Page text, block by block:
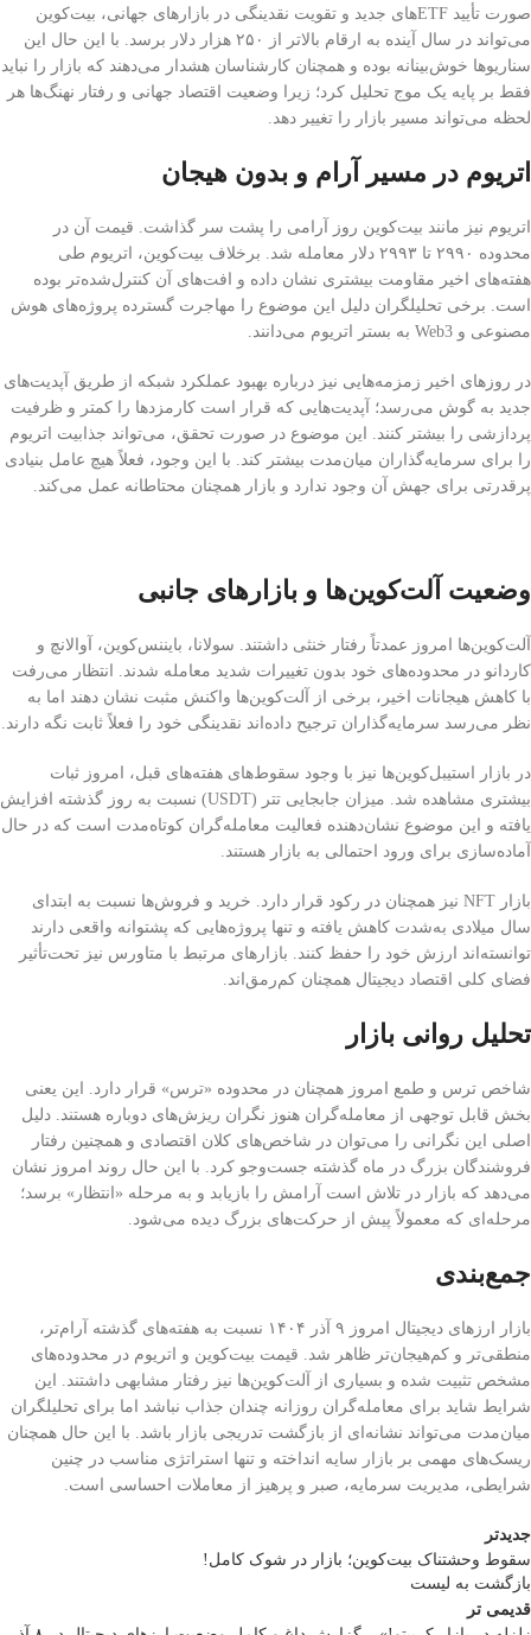
صورت تأیید ETFهای جدید و تقویت نقدینگی در بازارهای جهانی، بیت‌کوین
می‌تواند در سال آینده به ارقام بالاتر از ۲۵۰ هزار دلار برسد. با این حال این
سناریوها خوش‌بینانه بوده و همچنان کارشناسان هشدار می‌دهند که بازار را نباید
فقط بر پایه یک موج تحلیل کرد؛ زیرا وضعیت اقتصاد جهانی و رفتار نهنگ‌ها هر
لحظه می‌تواند مسیر بازار را تغییر دهد.
اتریوم در مسیر آرام و بدون هیجان
اتریوم نیز مانند بیت‌کوین روز آرامی را پشت سر گذاشت. قیمت آن در
محدوده ۲۹۹۰ تا ۲۹۹۳ دلار معامله شد. برخلاف بیت‌کوین، اتریوم طی
هفته‌های اخیر مقاومت بیشتری نشان داده و افت‌های آن کنترل‌شده‌تر بوده
است. برخی تحلیلگران دلیل این موضوع را مهاجرت گسترده پروژه‌های هوش
مصنوعی و Web3 به بستر اتریوم می‌دانند.
در روزهای اخیر زمزمه‌هایی نیز درباره بهبود عملکرد شبکه از طریق آپدیت‌های
جدید به گوش می‌رسد؛ آپدیت‌هایی که قرار است کارمزدها را کمتر و ظرفیت
پردازشی را بیشتر کنند. این موضوع در صورت تحقق، می‌تواند جذابیت اتریوم
را برای سرمایه‌گذاران میان‌مدت بیشتر کند. با این وجود، فعلاً هیچ عامل بنیادی
پرقدرتی برای جهش آن وجود ندارد و بازار همچنان محتاطانه عمل می‌کند.
وضعیت آلت‌کوین‌ها و بازارهای جانبی
آلت‌کوین‌ها امروز عمدتاً رفتار خنثی داشتند. سولانا، بایننس‌کوین، آوالانچ و
کاردانو در محدوده‌های خود بدون تغییرات شدید معامله شدند. انتظار می‌رفت
با کاهش هیجانات اخیر، برخی از آلت‌کوین‌ها واکنش مثبت نشان دهند اما به
نظر می‌رسد سرمایه‌گذاران ترجیح داده‌اند نقدینگی خود را فعلاً ثابت نگه دارند.
در بازار استیبل‌کوین‌ها نیز با وجود سقوط‌های هفته‌های قبل، امروز ثبات
بیشتری مشاهده شد. میزان جابجایی تتر (USDT) نسبت به روز گذشته افزایش
یافته و این موضوع نشان‌دهنده فعالیت معامله‌گران کوتاه‌مدت است که در حال
آماده‌سازی برای ورود احتمالی به بازار هستند.
بازار NFT نیز همچنان در رکود قرار دارد. خرید و فروش‌ها نسبت به ابتدای
سال میلادی به‌شدت کاهش یافته و تنها پروژه‌هایی که پشتوانه واقعی دارند
توانسته‌اند ارزش خود را حفظ کنند. بازارهای مرتبط با متاورس نیز تحت‌تأثیر
فضای کلی اقتصاد دیجیتال همچنان کم‌رمق‌اند.
تحلیل روانی بازار
شاخص ترس و طمع امروز همچنان در محدوده «ترس» قرار دارد. این یعنی
بخش قابل توجهی از معامله‌گران هنوز نگران ریزش‌های دوباره هستند. دلیل
اصلی این نگرانی را می‌توان در شاخص‌های کلان اقتصادی و همچنین رفتار
فروشندگان بزرگ در ماه گذشته جست‌وجو کرد. با این حال روند امروز نشان
می‌دهد که بازار در تلاش است آرامش را بازیابد و به مرحله «انتظار» برسد؛
مرحله‌ای که معمولاً پیش از حرکت‌های بزرگ دیده می‌شود.
جمع‌بندی
بازار ارزهای دیجیتال امروز ۹ آذر ۱۴۰۴ نسبت به هفته‌های گذشته آرام‌تر،
منطقی‌تر و کم‌هیجان‌تر ظاهر شد. قیمت بیت‌کوین و اتریوم در محدوده‌های
مشخص تثبیت شده و بسیاری از آلت‌کوین‌ها نیز رفتار مشابهی داشتند. این
شرایط شاید برای معامله‌گران روزانه چندان جذاب نباشد اما برای تحلیلگران
میان‌مدت می‌تواند نشانه‌ای از بازگشت تدریجی بازار باشد. با این حال همچنان
ریسک‌های مهمی بر بازار سایه انداخته و تنها استراتژی مناسب در چنین
شرایطی، مدیریت سرمایه، صبر و پرهیز از معاملات احساسی است.
جدیدتر
سقوط وحشتناک بیت‌کوین؛ بازار در شوک کامل!
بازگشت به لیست
قدیمی تر